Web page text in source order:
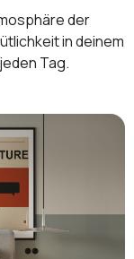
der
in deinem
Tag.